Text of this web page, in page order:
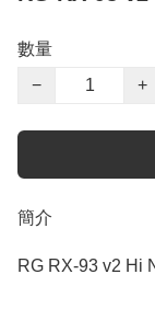
數量
−
+
簡介
RG RX-93 v2 Hi